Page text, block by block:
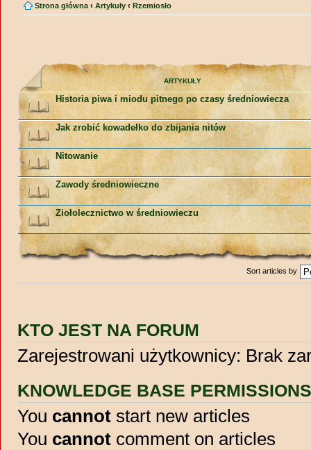
Strona główna ‹ Artykuły ‹ Rzemiosło
ARTYKUŁY
Historia piwa i miodu pitnego po czasy średniowiecza
Jak zrobić kowadełko do zbijania nitów
Nitowanie
Zawody średniowieczne
Ziołolecznictwo w średniowieczu
Sort articles by
KTO JEST NA FORUM
Zarejestrowani użytkownicy: Brak
KNOWLEDGE BASE
You cannot start new articles
You cannot comment on articles